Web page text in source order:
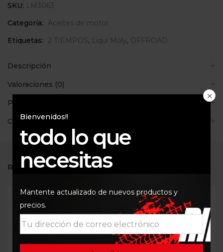
SKU: LM3063
Categoría:
Aceites de motor
Etiquetas:
2 TIEMPOS, Liqui Moly, OFFROAD
Descripción
Valoraciones (0)
Políticas de la tienda
Consultas
RELATED PRODUCTS
Out Of Stock Out Of Stock
Bienvenidos!!
todo lo que
necesitas
Mantente actualizado de nuevos productos y
precios.